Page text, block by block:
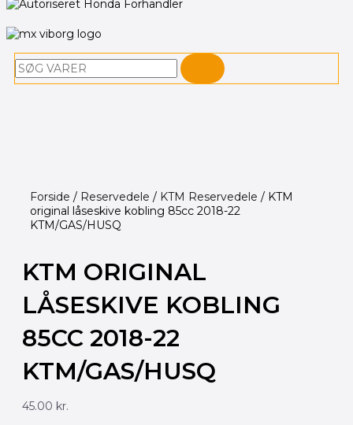
Søg
Forside / Reservedele / KTM Reservedele / KTM
original låseskive kobling 85cc 2018-22
KTM/GAS/HUSQ
KTM ORIGINAL
LÅSESKIVE KOBLING
85CC 2018-22
KTM/GAS/HUSQ
45.00 kr.